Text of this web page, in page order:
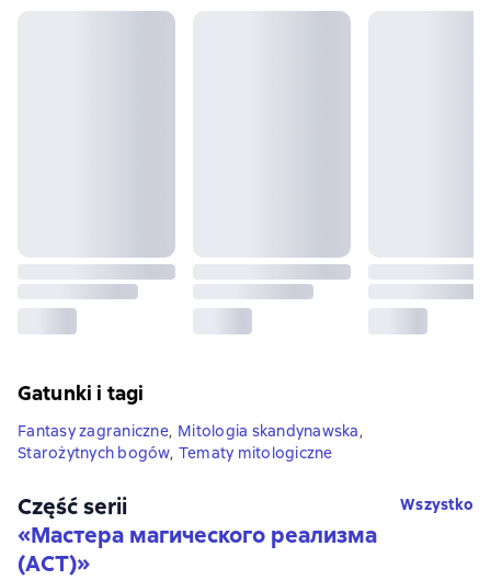
Gatunki i tagi
Fantasy zagraniczne, Mitologia skandynawska,
Starożytnych bogów, Tematy mitologiczne
Część serii
«Мастера магического реализма
(АСТ)»
Wszystko